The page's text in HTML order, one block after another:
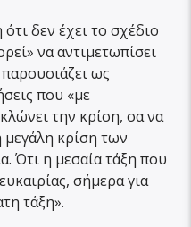
δεν έχει το σχέδιο
να αντιμετωπίσει
ως
που «με
την κρίση, σα να
μεγάλη κρίση των
Ότι η μεσαία τάξη που
σήμερα για
τάξη».